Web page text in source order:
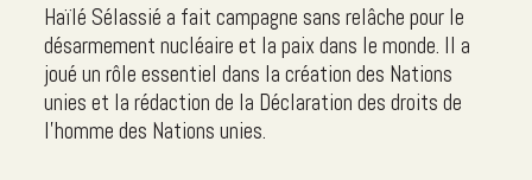
Haïlé Sélassié a fait campagne sans relâche pour le
désarmement nucléaire et la paix dans le monde. Il a
joué un rôle essentiel dans la création des Nations
unies et la rédaction de la Déclaration des droits de
l'homme des Nations unies.